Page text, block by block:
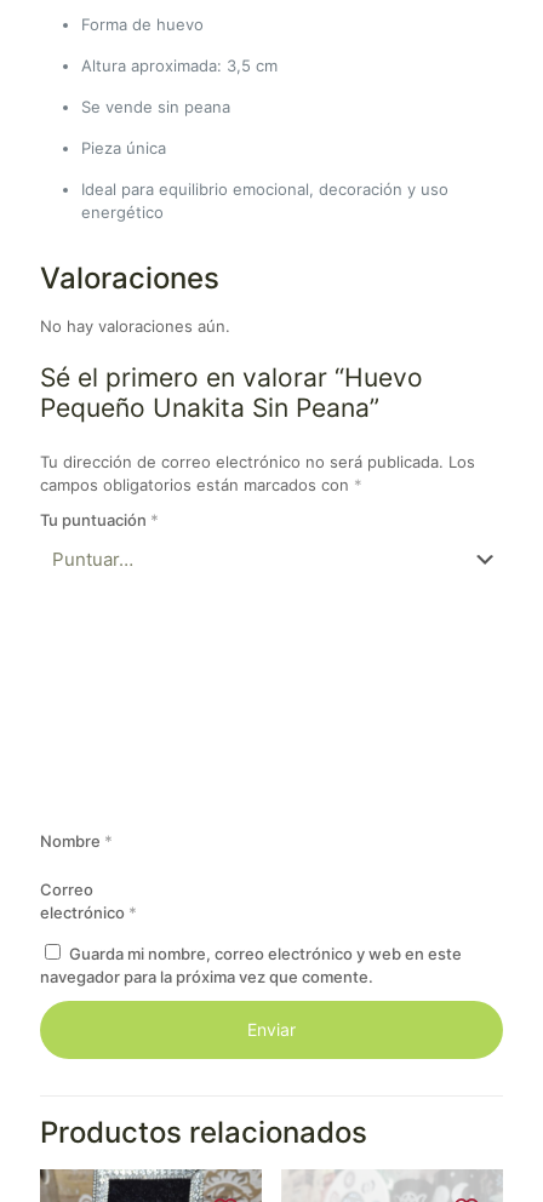
Forma de huevo
Altura aproximada: 3,5 cm
Se vende sin peana
Pieza única
Ideal para equilibrio emocional, decoración y uso
energético
Valoraciones
No hay valoraciones aún.
Sé el primero en valorar “Huevo
Pequeño Unakita Sin Peana”
Tu dirección de correo electrónico no será publicada. Los
campos obligatorios están marcados con *
Tu puntuación *
Nombre *
Correo
electrónico *
Guarda mi nombre, correo electrónico y web en este
navegador para la próxima vez que comente.
Productos relacionados